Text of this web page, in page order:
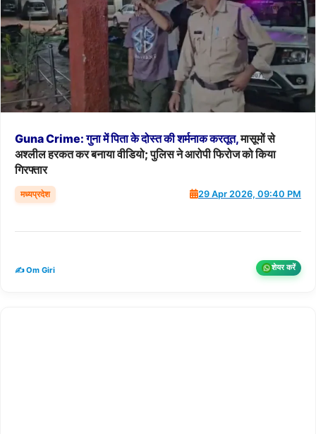
GunaCrime: गुनामेंपिताकेदोस्तकीशर्मनाककरतूत,मासूमों से
अश्लील हरकत कर बनाया वीडियो; पुलिस ने आरोपी फिरोज को किया
गिरफ्तार
मध्यप्रदेश 29 Apr 2026, 09:40 PM
✍️ Om Giri शेयर करें